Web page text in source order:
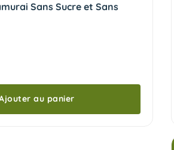
Sans Sucre et Sans
au panier